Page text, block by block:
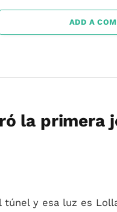
ADD A
la primera
túnel y esa luz es